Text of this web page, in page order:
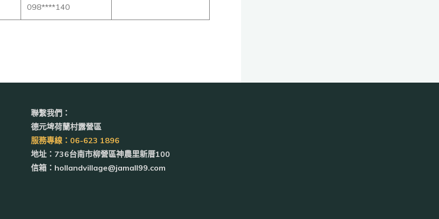
098****140
聯繫我們：
德元埤荷蘭村露營區
服務專線：06-623 1896
地址：736台南市柳營區神農里新厝100
信箱：hollandvillage@jamall99.com